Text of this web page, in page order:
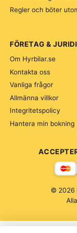
Regler och böter
FÖRETAG &
Om Hyrbilar.se
Kontakta oss
Vanliga frågor
Allmänna villkor
Integritetspolicy
Hantera min bokning
© 2026